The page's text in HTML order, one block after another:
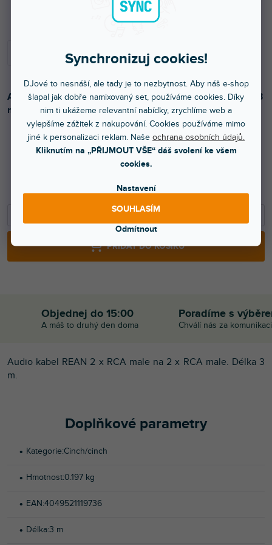
Synchronizuj cookies!
DJové to nesnáší, ale tady je to nezbytnost. Aby náš e-shop
šlapal jak dobře namixovaný set, používáme cookies. Díky
nim ti ukážeme relevantní nabídky, zrychlíme web a
vylepšíme zážitek z nakupování. Cookies používáme mimo
jiné k personalizaci reklam. Naše ochrana osobních údajů.
Kliknutím na „PŘIJMOUT VŠE“ dáš svolení ke všem
cookies.
Nastavení
Odmítnout
SOUHLASÍM
Skladem na prodejně
PŘIDAT DO KOŠÍKU
Audio kabel REAN 2 x RCA male na 2 x RCA male. Délka 3
m.
Objednej do 15:00
A máš to druhý den doma
Poradíme s
Chválí nás za komunikaci
Audio kabel REAN 2 x RCA male na 2 x RCA male. Délka 3
m.
Doplňkové parametry
Kategorie:Cinch/cinch
Hmotnost:0.197 kg
EAN:4049521119736
Délka:3 m